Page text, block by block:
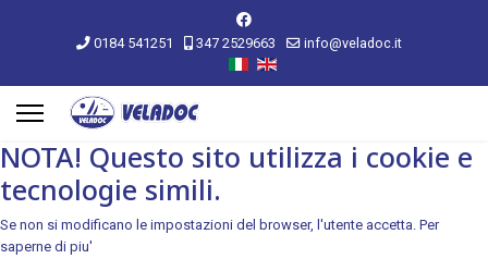
0184 541251 347 2529663 info@veladoc.it
NOTA! Questo sito utilizza i cookie e
tecnologie simili.
Se non si modificano le impostazioni del browser, l'utente accetta. Per
saperne di piu'